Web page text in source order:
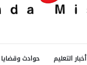
أخبار التعليم حوادث وقضايا